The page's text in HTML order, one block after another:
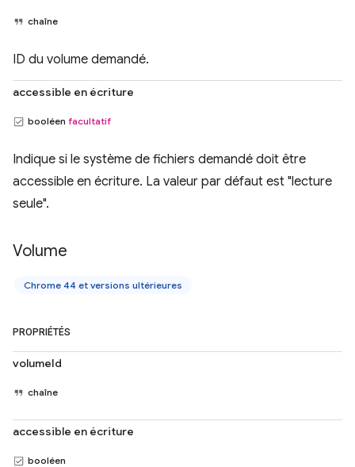
chaîne
ID du volume demandé.
accessible en écriture
booléen facultatif
Indique si le système de fichiers demandé doit être
accessible en écriture. La valeur par défaut est "lecture
seule".
Volume
Chrome 44 et versions ultérieures
PROPRIÉTÉS
volumeId
chaîne
accessible en écriture
booléen